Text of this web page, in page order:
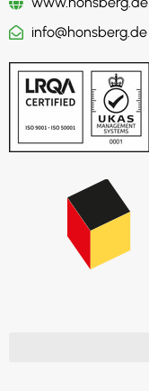
info@honsberg.de